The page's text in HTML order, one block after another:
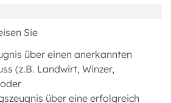
Sie
über einen anerkannten
(z.B. Landwirt, Winzer,
über eine erfolgreich